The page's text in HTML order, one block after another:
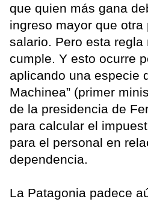
que quien más gana
ingreso mayor que
salario. Pero esta regla
cumple. Y esto ocurre
aplicando una especie
Machinea” (primer
de la presidencia de
para calcular el
para el personal en
dependencia.
La Patagonia padece